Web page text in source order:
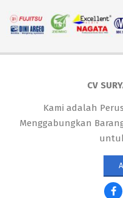
CV
Kami adalah
Menggabungkan